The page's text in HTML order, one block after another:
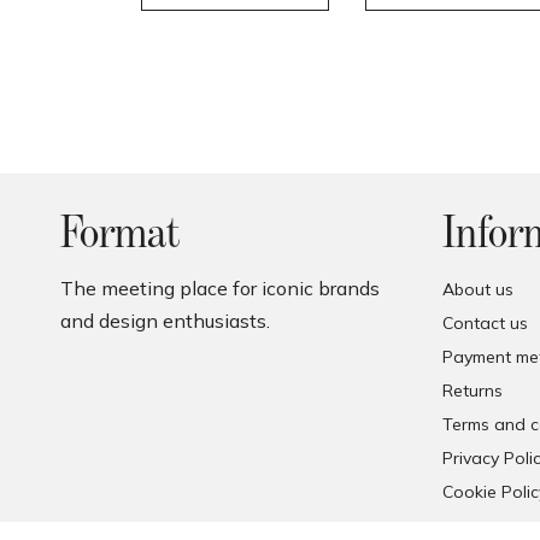
Format
The meeting place for iconic brands
and design enthusiasts.
About us
Contact us
Payment
Returns
Terms and
Privacy
Cookie